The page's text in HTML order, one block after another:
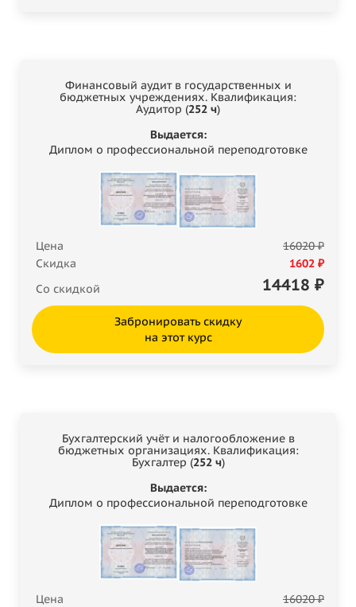
Финансовый аудит в государственных и
бюджетных учреждениях. Квалификация:
Аудитор (252 ч)
Выдается:
Диплом о профессиональной переподготовке
Цена
16020 ₽
Скидка
1602 ₽
Со скидкой
14418 ₽
Забронировать скидку
на этот курс
Бухгалтерский учёт и налогообложение в
бюджетных организациях. Квалификация:
Бухгалтер (252 ч)
Выдается:
Диплом о профессиональной переподготовке
Цена
16020 ₽